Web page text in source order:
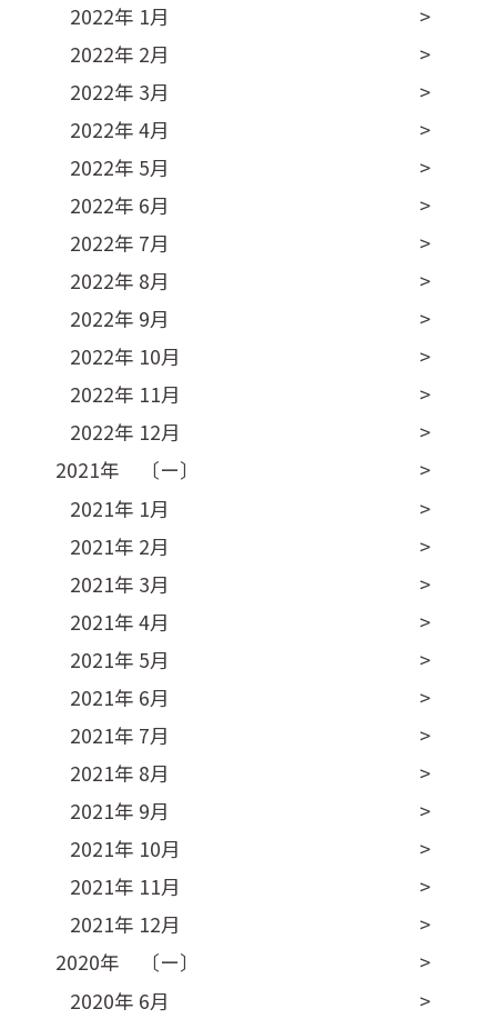
2022年 1月
2022年 2月
2022年 3月
2022年 4月
2022年 5月
2022年 6月
2022年 7月
2022年 8月
2022年 9月
2022年 10月
2022年 11月
2022年 12月
2021年 〔ー〕
2021年 1月
2021年 2月
2021年 3月
2021年 4月
2021年 5月
2021年 6月
2021年 7月
2021年 8月
2021年 9月
2021年 10月
2021年 11月
2021年 12月
2020年 〔ー〕
2020年 6月